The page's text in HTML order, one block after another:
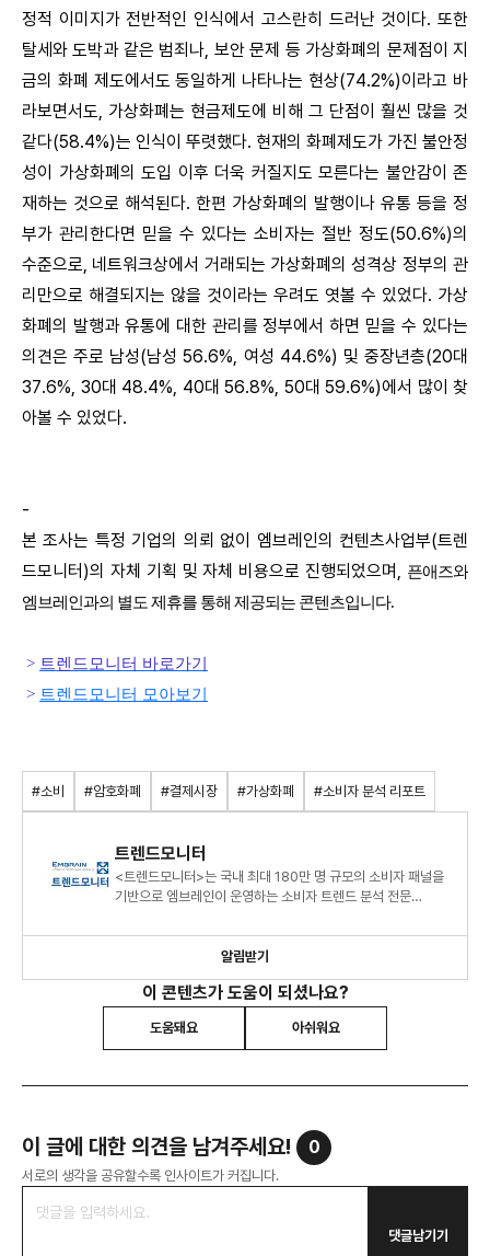
정적 이미지가 전반적인 인식에서 고스란히 드러난 것이다. 또한
탈세와 도박과 같은 범죄나, 보안 문제 등 가상화폐의 문제점이 지
금의 화폐 제도에서도 동일하게 나타나는 현상(74.2%)이라고 바
라보면서도, 가상화폐는 현금제도에 비해 그 단점이 훨씬 많을 것
같다(58.4%)는 인식이 뚜렷했다. 현재의 화폐제도가 가진 불안정
성이 가상화폐의 도입 이후 더욱 커질지도 모른다는 불안감이 존
재하는 것으로 해석된다. 한편 가상화폐의 발행이나 유통 등을 정
부가 관리한다면 믿을 수 있다는 소비자는 절반 정도(50.6%)의
수준으로, 네트워크상에서 거래되는 가상화폐의 성격상 정부의 관
리만으로 해결되지는 않을 것이라는 우려도 엿볼 수 있었다. 가상
화폐의 발행과 유통에 대한 관리를 정부에서 하면 믿을 수 있다는
의견은 주로 남성(남성 56.6%, 여성 44.6%) 및 중장년층(20대
37.6%, 30대 48.4%, 40대 56.8%, 50대 59.6%)에서 많이 찾
아볼 수 있었다.
-
본 조사는 특정 기업의 의뢰 없이 엠브레인의 컨텐츠사업부(트렌
드모니터)의 자체 기획 및 자체 비용으로 진행되었으며,
픈애즈와
엠브레인과의 별도 제휴를 통해 제공되는 콘텐츠입니다.
> 트렌드모니터 바로가기
> 트렌드모니터 모아보기
#소비 #암호화폐 #결제시장 #가상화폐 #소비자 분석 리포트
트렌드모니터
<트렌드모니터>는 국내 최대 180만 명 규모의 소비자 패널을
기반으로 엠브레인이 운영하는 소비자 트렌드 분석 전문
알림받기
이 콘텐츠가 도움이 되셨나요?
도움돼요 아쉬워요
이 글에 대한 의견을 남겨주세요! 0
서로의 생각을 공유할수록 인사이트가 커집니다.
댓글남기기